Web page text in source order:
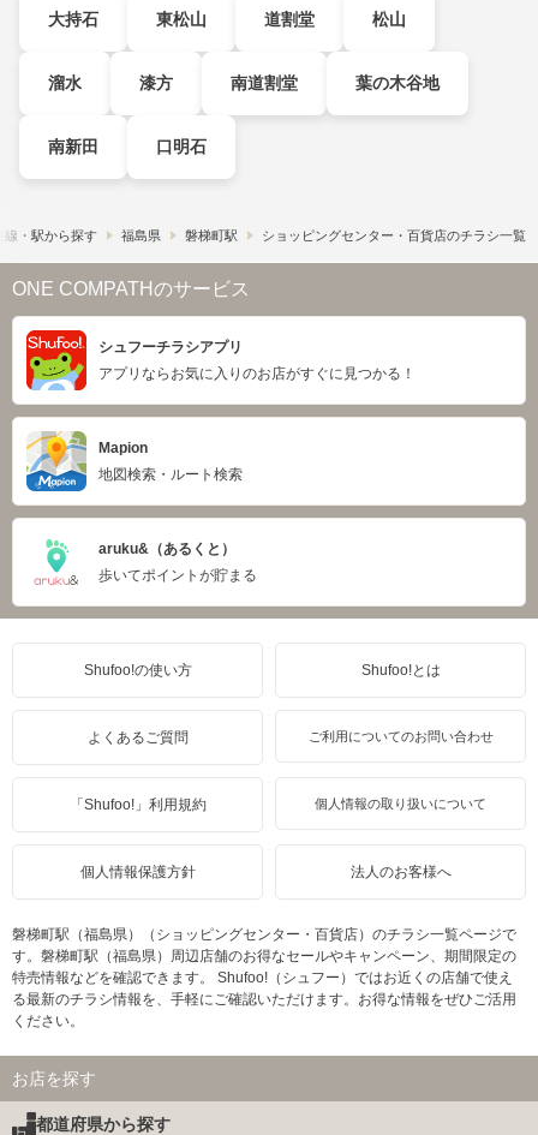
大持石 東松山 道割堂 松山
溜水 漆方 南道割堂 葉の木谷地
南新田 口明石
線・駅から探す 福島県 磐梯町駅 ショッピングセンター・百貨店のチラシ一覧
ONE COMPATHのサービス
シュフーチラシアプリ
アプリならお気に入りのお店がすぐに見つかる！
Mapion
地図検索・ルート検索
aruku&（あるくと）
歩いてポイントが貯まる
Shufoo!の使い方 Shufoo!とは
よくあるご質問 ご利用についてのお問い合わせ
「Shufoo!」利用規約 個人情報の取り扱いについて
個人情報保護方針 法人のお客様へ
磐梯町駅（福島県）（ショッピングセンター・百貨店）のチラシ一覧ページで
す。磐梯町駅（福島県）周辺店舗のお得なセールやキャンペーン、期間限定の
特売情報などを確認できます。 Shufoo!（シュフー）ではお近くの店舗で使え
る最新のチラシ情報を、手軽にご確認いただけます。お得な情報をぜひご活用
ください。
お店を探す
都道府県から探す